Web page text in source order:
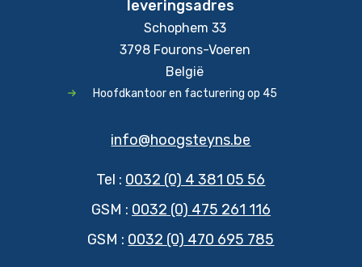
leveringsadres
Schophem 33
3798 Fourons-Voeren
België
Hoofdkantoor en facturering op 45
info@hoogsteyns.be
Tel : 0032 (0) 4 381 05 56
GSM : 0032 (0) 475 261 116
GSM : 0032 (0) 470 695 785